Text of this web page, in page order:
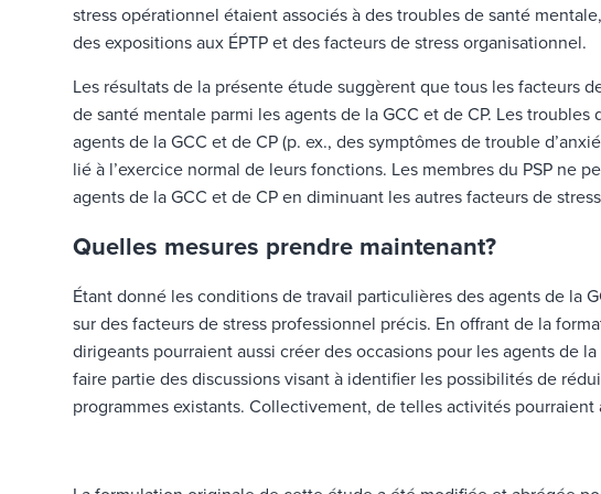
stress opérationnel étaient associés à des troubles de santé
des expositions aux ÉPTP et des facteurs de stress organisationnel.
Les résultats de la présente étude suggèrent que tous les facteurs
de santé mentale parmi les agents de la GCC et de CP. Les
agents de la GCC et de CP (p. ex., des symptômes de trouble
lié à l’exercice normal de leurs fonctions. Les membres du PSP ne
agents de la GCC et de CP en diminuant les autres facteurs de
Quelles mesures prendre maintenant?
Étant donné les conditions de travail particulières des agents de la
sur des facteurs de stress professionnel précis. En offrant de la
dirigeants pourraient aussi créer des occasions pour les agents de
faire partie des discussions visant à identifier les possibilités de
programmes existants. Collectivement, de telles activités